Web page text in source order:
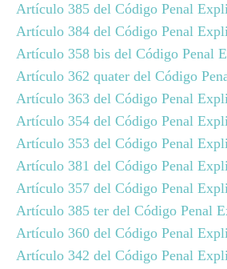
Artículo 385 del Código Penal
Artículo 384 del Código Penal
Artículo 358 bis del Código Penal
Artículo 362 quater del Código
Artículo 363 del Código Penal
Artículo 354 del Código Penal
Artículo 353 del Código Penal
Artículo 381 del Código Penal
Artículo 357 del Código Penal
Artículo 385 ter del Código Penal
Artículo 360 del Código Penal
Artículo 342 del Código Penal